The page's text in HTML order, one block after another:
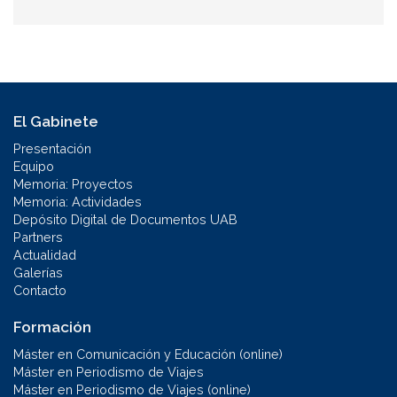
El Gabinete
Presentación
Equipo
Memoria: Proyectos
Memoria: Actividades
Depósito Digital de Documentos UAB
Partners
Actualidad
Galerías
Contacto
Formación
Máster en Comunicación y Educación (online)
Máster en Periodismo de Viajes
Máster en Periodismo de Viajes (online)